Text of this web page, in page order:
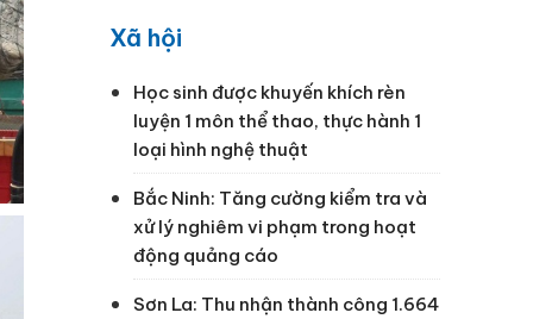
Xã hội
Học sinh được khuyến khích rèn
luyện 1 môn thể thao, thực hành 1
loại hình nghệ thuật
Bắc Ninh: Tăng cường kiểm tra và
xử lý nghiêm vi phạm trong hoạt
động quảng cáo
Sơn La: Thu nhận thành công 1.664